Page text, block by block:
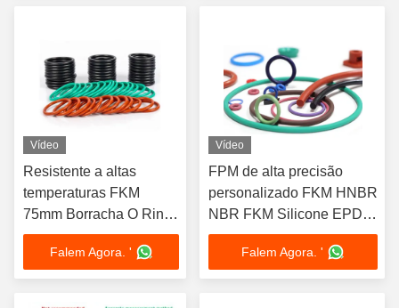
Vídeo
Resistente a altas
temperaturas FKM
75mm Borracha O Ring
Seal Preto Marrom
Verde FPM
Falem Agora. '
Vídeo
FPM de alta precisão
personalizado FKM HNBR
NBR FKM Silicone EPDM
Borracha O Anel de Selo
Falem Agora. '